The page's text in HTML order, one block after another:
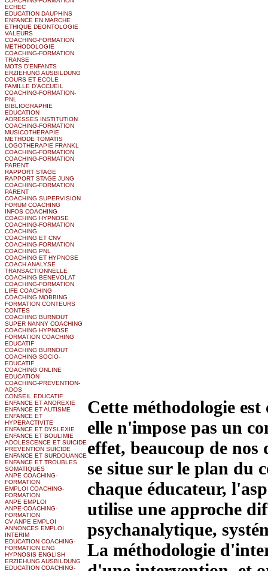
ECHEC
EDUCATION DAUPHINS
ENFANCE EN MARCHE
ETHIQUE DEONTOLOGIE
VALEURS
COACHING-FORMATION
METHODOLOGIE
COACHING-FORMATION
TRANSE
MOTS D'ENFANTS
ERZIEHUNG AUSBILDUNG
COURS ET ECOLE
FAMILLE D'ACCUEIL
COACHING-FORMATION-
PNL
BIBLIOGRAPHIE
EDUCATION
ADRESSES INSTITUTION
COACHING-FORMATION
MUSICOTHERAPIE
METHODE TOMATIS
LOGOTHERAPIE FRANKL
COACHING-FORMATION
COACHING-FORMATION
PARENT
RAPPORT STAGE
RAPPORT STAGE JUNG
COACHING-FORMATION
PARENT
COACHING SUPERVISION
FORUM COACHING
INFOS COACHING
COACHING HYPNOSE
COACHING-FORMATION
COACHING
COACHING ET CNV
COACHING-FORMATION
COACHING PNL
COACHING ET HYPNOSE
COACH ANALYSE
TRANSACTIONNELLE
COACHING BENEVOLAT
COACHING-FORMATION
LIFE COACHING
COACHING MOBBING
FORMATION CONTEURS
CONTES
COACHING BURNOUT
SUPER NANNY COACHING
COACHING HYPNOSE
FORMATION COACHING
EDUCATIF
COACHING BURNOUT
COACHING SOCIO-
EDUCATIF
COACHING ONLINE
EDUCATION
COACHING-PREVENTION-
ADOS
CONSEIL EDUCATIF
ENFANCE ET ANOREXIE
ENFANCE ET AUTISME
ENFANCE ET
HYPERACTIVITE
ENFANCE ET DYSLEXIE
ENFANCE ET BOULIMIE
ADOLESCENCE ET SUICIDE
PREVENTION SUICIDE
ENFANCE ET SURDOUANCE
ENFANCE ET TROUBLES
SOMATIQUES
ANPE COACHING-
FORMATION
EMPLOI COACHING-
FORMATION
ANPE EMPLOI
ANPE-COACHING-
FORMATION
CV ANPE EMPLOI
ANNONCES EMPLOI
INTERIM
EDUCATION COACHING-
FORMATION ENG
HYPNOSIS ENGLISH
ERZIEHUNG AUSBILDUNG
EDUCATION COACHING-
Cette méthodologie
elle n'impose pas un
effet, beaucoup de
se situe sur le plan du
chaque éducateur,
utilise une approche
psychanalytique,
La méthodologie